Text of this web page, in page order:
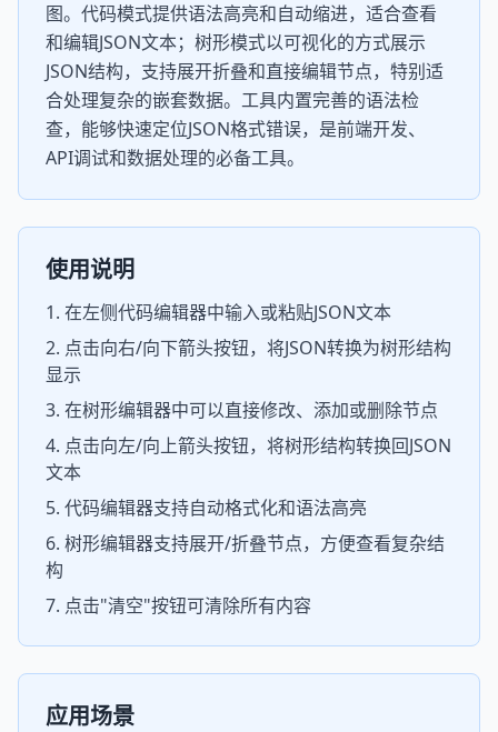
图。代码模式提供语法高亮和自动缩进，适合查看
和编辑JSON文本；树形模式以可视化的方式展示
JSON结构，支持展开折叠和直接编辑节点，特别适
合处理复杂的嵌套数据。工具内置完善的语法检
查，能够快速定位JSON格式错误，是前端开发、
API调试和数据处理的必备工具。
使用说明
在左侧代码编辑器中输入或粘贴JSON文本
点击向右/向下箭头按钮，将JSON转换为树形结构
显示
在树形编辑器中可以直接修改、添加或删除节点
点击向左/向上箭头按钮，将树形结构转换回JSON
文本
代码编辑器支持自动格式化和语法高亮
树形编辑器支持展开/折叠节点，方便查看复杂结
构
点击"清空"按钮可清除所有内容
应用场景